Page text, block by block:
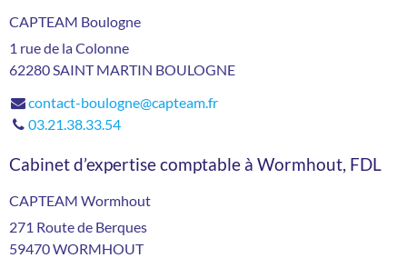
CAPTEAM Boulogne
1 rue de la Colonne
62280SAINT MARTIN BOULOGNE
contact-boulogne@capteam.fr
03.21.38.33.54
Cabinet d’expertise comptable à Wormhout, FDL
CAPTEAM Wormhout
271 Route de Berques
59470WORMHOUT